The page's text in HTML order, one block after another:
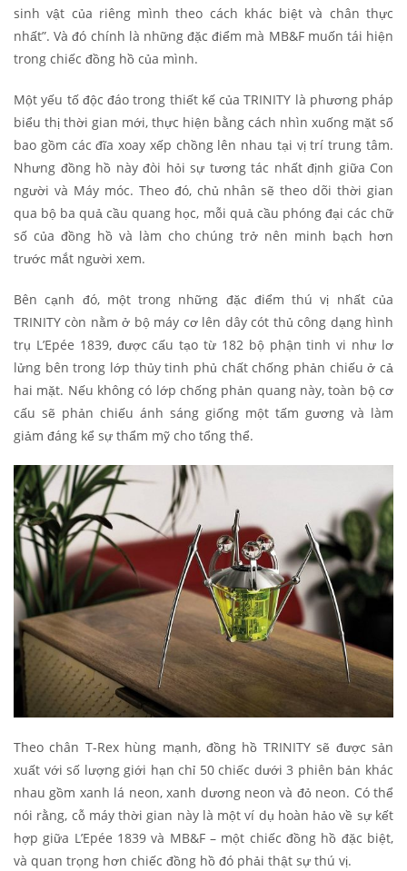
sinh vật của riêng mình theo cách khác biệt và chân thực
nhất”. Và đó chính là những đặc điểm mà MB&F muốn tái hiện
trong chiếc đồng hồ của mình.
Một yếu tố độc đáo trong thiết kế của TRINITY là phương pháp
biểu thị thời gian mới, thực hiện bằng cách nhìn xuống mặt số
bao gồm các đĩa xoay xếp chồng lên nhau tại vị trí trung tâm.
Nhưng đồng hồ này đòi hỏi sự tương tác nhất định giữa Con
người và Máy móc. Theo đó, chủ nhân sẽ theo dõi thời gian
qua bộ ba quả cầu quang học, mỗi quả cầu phóng đại các chữ
số của đồng hồ và làm cho chúng trở nên minh bạch hơn
trước mắt người xem.
Bên cạnh đó, một trong những đặc điểm thú vị nhất của
TRINITY còn nằm ở bộ máy cơ lên dây cót thủ công dạng hình
trụ L’Epée 1839, được cấu tạo từ 182 bộ phận tinh vi như lơ
lửng bên trong lớp thủy tinh phủ chất chống phản chiếu ở cả
hai mặt. Nếu không có lớp chống phản quang này, toàn bộ cơ
cấu sẽ phản chiếu ánh sáng giống một tấm gương và làm
giảm đáng kể sự thẩm mỹ cho tổng thể.
Theo chân T-Rex hùng mạnh, đồng hồ TRINITY sẽ được sản
xuất với số lượng giới hạn chỉ 50 chiếc dưới 3 phiên bản khác
nhau gồm xanh lá neon, xanh dương neon và đỏ neon. Có thể
nói rằng, cỗ máy thời gian này là một ví dụ hoàn hảo về sự kết
hợp giữa L’Epée 1839 và MB&F – một chiếc đồng hồ đặc biệt,
và quan trọng hơn chiếc đồng hồ đó phải thật sự thú vị.